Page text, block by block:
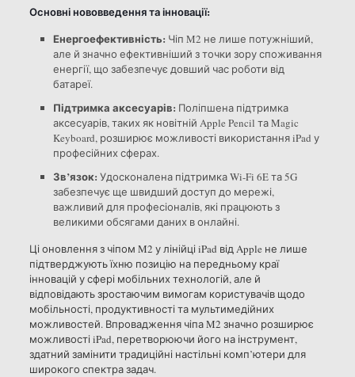
Основні нововведення та інновації:
Енергоефективність: Чіп M2 не лише потужніший,
але й значно ефективніший з точки зору споживання
енергії, що забезпечує довший час роботи від
батареї.
Підтримка аксесуарів: Поліпшена підтримка
аксесуарів, таких як новітній Apple Pencil та Magic
Keyboard, розширює можливості використання iPad у
професійних сферах.
Зв’язок: Удосконалена підтримка Wi-Fi 6E та 5G
забезпечує ще швидший доступ до мережі,
важливий для професіоналів, які працюють з
великими обсягами даних в онлайні.
Ці оновлення з чіпом M2 у лінійці iPad від Apple не лише
підтверджують їхню позицію на передньому краї
інновацій у сфері мобільних технологій, але й
відповідають зростаючим вимогам користувачів щодо
мобільності, продуктивності та мультимедійних
можливостей. Впровадження чіпа M2 значно розширює
можливості iPad, перетворюючи його на інструмент,
здатний замінити традиційні настільні комп’ютери для
широкого спектра задач.